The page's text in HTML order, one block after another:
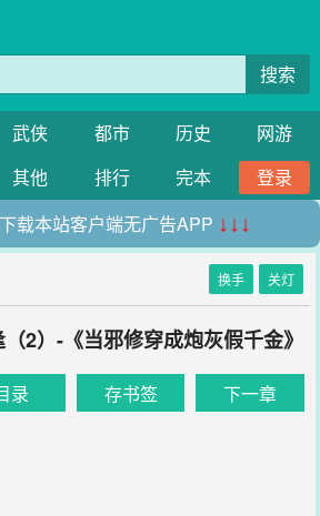
搜索
武侠 都市 历史
网游
其他 排行 完本
登录
载本站客户端无广告APP ↓↓↓
换手 关灯
2）-《当邪修穿成炮灰假千金》
录 存书签 下一章